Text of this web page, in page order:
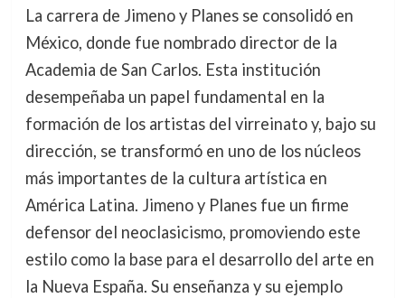
La carrera de Jimeno y Planes se consolidó en
México, donde fue nombrado director de la
Academia de San Carlos. Esta institución
desempeñaba un papel fundamental en la
formación de los artistas del virreinato y, bajo su
dirección, se transformó en uno de los núcleos
más importantes de la cultura artística en
América Latina. Jimeno y Planes fue un firme
defensor del neoclasicismo, promoviendo este
estilo como la base para el desarrollo del arte en
la Nueva España. Su enseñanza y su ejemplo